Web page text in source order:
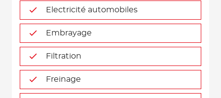
Electricité automobiles
Embrayage
Filtration
Freinage